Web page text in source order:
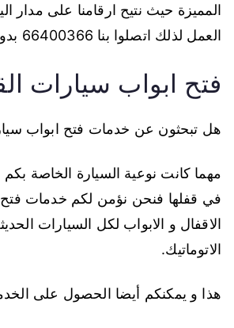
المميزة حيث نتيح ارقامنا على مدار
العمل لذلك اتصلوا بنا 66400366 بدون اي تردد.
فتح ابواب سيارات
هل تبحثون عن خدمات فتح ابواب
مهما كانت نوعية السيارة الخاصة
في قفلها فنحن نؤمن لكم خدمات فتح
الاقفال و الابواب لكل السيارات
الاتوماتيك.
هذا و يمكنكم أيضا الحصول على